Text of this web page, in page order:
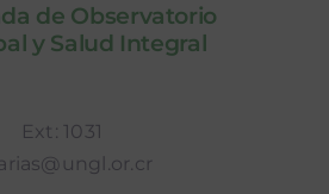
de Observatorio
y Salud Integral
Ext: 1031